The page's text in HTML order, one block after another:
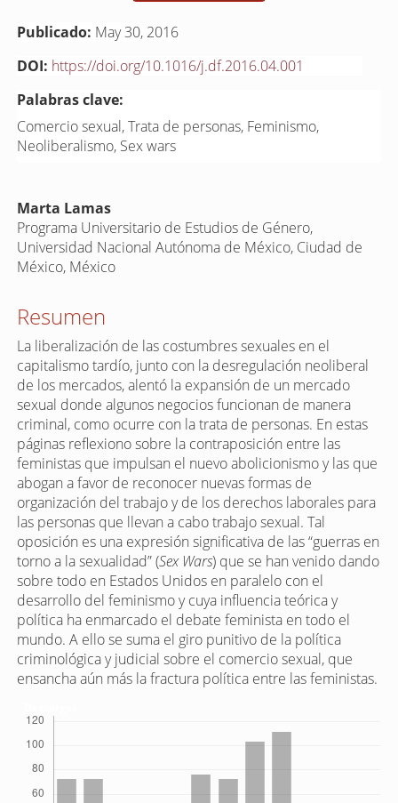
Publicado: May 30, 2016
DOI: https://doi.org/10.1016/j.df.2016.04.001
Palabras clave:
Comercio sexual, Trata de personas, Feminismo,
Neoliberalismo, Sex wars
Contenido
principal
del
artículo
Marta Lamas
Programa Universitario de Estudios de Género,
Universidad Nacional Autónoma de México, Ciudad de
México, México
Resumen
La liberalización de las costumbres sexuales en el
capitalismo tardío, junto con la desregulación neoliberal
de los mercados, alentó la expansión de un mercado
sexual donde algunos negocios funcionan de manera
criminal, como ocurre con la trata de personas. En estas
páginas reflexiono sobre la contraposición entre las
feministas que impulsan el nuevo abolicionismo y las que
abogan a favor de reconocer nuevas formas de
organización del trabajo y de los derechos laborales para
las personas que llevan a cabo trabajo sexual. Tal
oposición es una expresión significativa de las “guerras en
torno a la sexualidad” (Sex Wars) que se han venido dando
sobre todo en Estados Unidos en paralelo con el
desarrollo del feminismo y cuya influencia teórica y
política ha enmarcado el debate feminista en todo el
mundo. A ello se suma el giro punitivo de la política
criminológica y judicial sobre el comercio sexual, que
ensancha aún más la fractura política entre las feministas.